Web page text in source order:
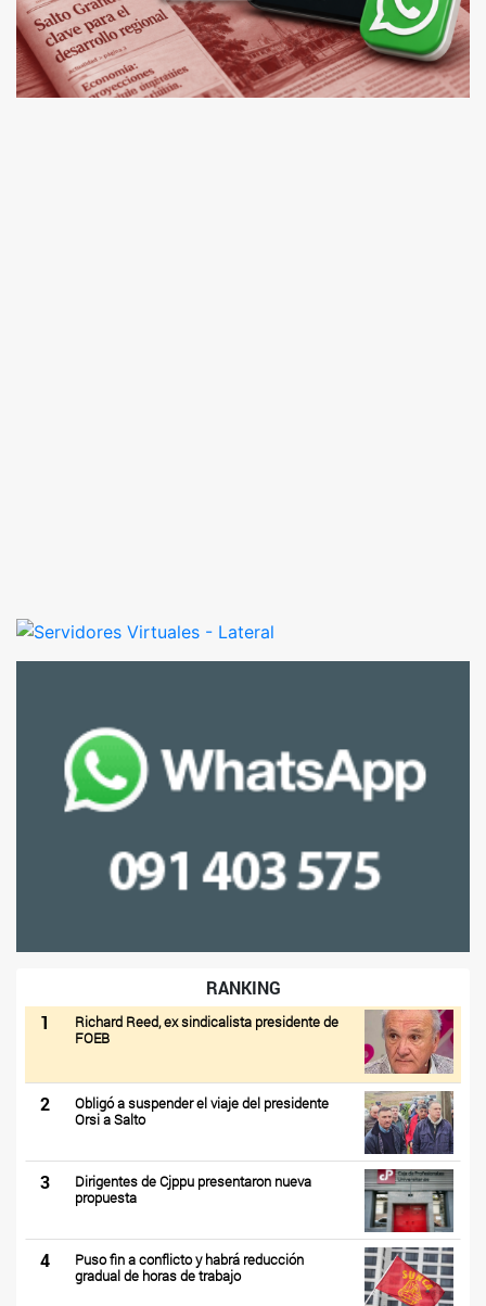
RANKING
1
Richard Reed, ex sindicalista presidente de
FOEB
2
Obligó a suspender el viaje del presidente
Orsi a Salto
3
Dirigentes de Cjppu presentaron nueva
propuesta
4
Puso fin a conflicto y habrá reducción
gradual de horas de trabajo